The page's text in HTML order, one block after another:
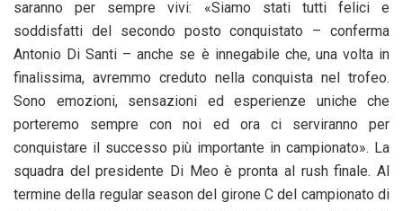
saranno per sempre vivi: «Siamo stati tutti felici e
soddisfatti del secondo posto conquistato – conferma
Antonio Di Santi – anche se è innegabile che, una volta in
finalissima, avremmo creduto nella conquista nel trofeo.
Sono emozioni, sensazioni ed esperienze uniche che
porteremo sempre con noi ed ora ci serviranno per
conquistare il successo più importante in campionato». La
squadra del presidente Di Meo è pronta al rush finale. Al
termine della regular season del girone C del campionato di